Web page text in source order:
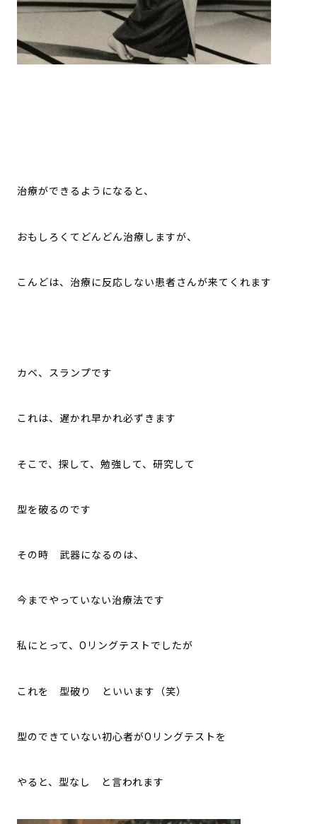
治療ができるようになると、
おもしろくてどんどん治療しますが、
こんどは、治療に反応しない患者さんが来てくれます
カベ、スランプです
これは、遅かれ早かれ必ずきます
そこで、探して、勉強して、研究して
型を破るのです
その時 武器になるのは、
今までやっていない治療法です
私にとって、Oリングテストでしたが
これを 型破り といいます（笑）
型のできていない初心者がOリングテストを
やると、型なし と言われます